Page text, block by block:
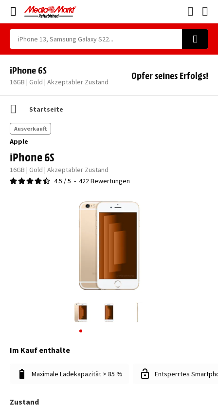
iPhone 6S
16GB | Gold | Akzeptabler Zustand
Opfer seines Erfolgs!
Startseite
Apple
iPhone 6S
16GB | Gold | Akzeptabler Zustand
4.5 /5 - 422Bewertungen
Ausverkauft
Im Kauf enthalte
Maximale Ladekapazität > 85 % Entsperrtes
Zustand